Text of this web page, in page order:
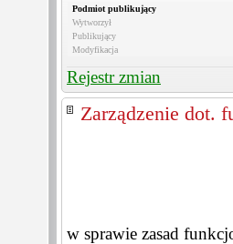
Podmiot publikujący
Wytworzył
Publikujący
Modyfikacja
Rejestr zmian
Zarządzenie dot.
w sprawie zasad